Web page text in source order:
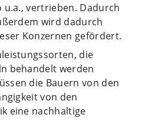
vertrieben. Dadurch
wird dadurch
Konzernen gefördert.
die
behandelt werden
die Bauern von den
von den
eine nachhaltige